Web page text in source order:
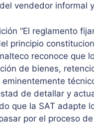
vendedor informal
“El reglamento
principio
reconoce que
de bienes,
de detallar y
que la SAT adapte
por el proceso